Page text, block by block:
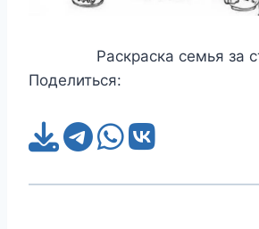
Раскраска семья за
Поделиться: